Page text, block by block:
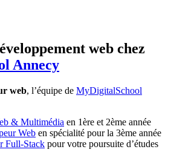
web chez
Annecy
web, l’équipe de MyDigitalSchool
& Multimédia en 1ère et 2ème année
Web en spécialité pour la 3ème année
Full-Stack pour votre poursuite d’études